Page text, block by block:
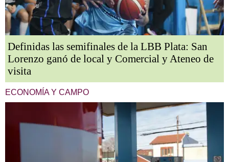
Definidas las semifinales de la LBB Plata: San
Lorenzo ganó de local y Comercial y Ateneo de
visita
ECONOMÍA Y CAMPO